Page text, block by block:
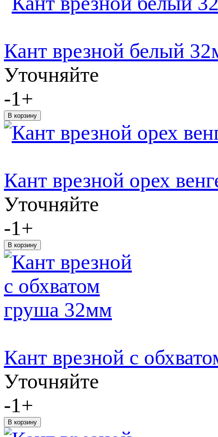
Кант врезной белый
Уточняйте
-1+
Кант врезной орех
Уточняйте
-1+
Кант врезной с
Уточняйте
-1+